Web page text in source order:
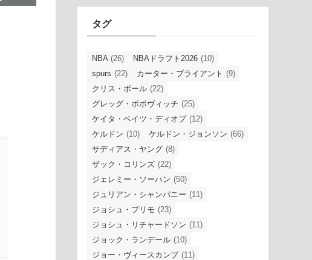
ブ
タグ
NBA (26) NBAドラフト2026 (10)
spurs (22) カーター・ブライアント (9)
クリス・ポール (22)
グレッグ・ポポヴィッチ (25)
ケイタ・ベイツ・ディオプ (12)
ケルドン (10) ケルドン・ジョンソン (66)
サディアス・ヤング (8)
ザック・コリンズ (22)
ジェレミー・ソーハン (50)
ジュリアン・シャンパニー (11)
ジョシュ・プリモ (23)
ジョシュ・リチャードソン (11)
ジョック・ランデール (10)
ジョー・ヴィースカンプ (11)